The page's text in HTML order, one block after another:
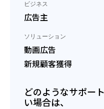
ビジネス
広告主
ソリューション
動画広告
新規顧客獲得
どのようなサポー
い場合は、